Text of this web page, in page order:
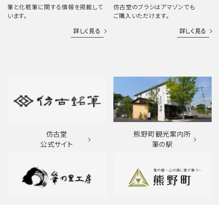
筆と化粧筆に関する情報を掲載して
います。
詳しく見る
仿古堂のブラシはアマゾンでも
ご購入いただけます。
詳しく見る
仿古堂
公式サイト
熊野町観光案内所
筆の駅